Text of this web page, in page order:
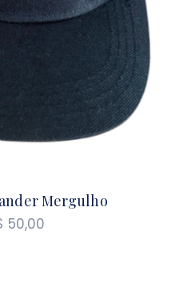
Mergulho
50,00